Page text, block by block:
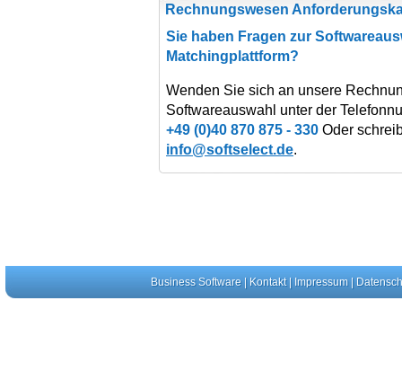
Rechnungswesen
Sie haben Fragen zur
Matchingplattform?
Wenden Sie sich an unsere
Softwareauswahl unter der
+49 (0)40 870 875 - 330 Oder
info@softselect.de.
Business Software| Kontakt| Impressum|